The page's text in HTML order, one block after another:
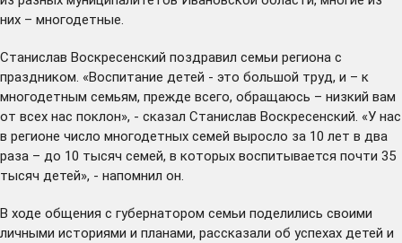
них – многодетные.
Станислав Воскресенский поздравил семьи региона с
праздником. «Воспитание детей - это большой труд, и – к
многодетным семьям, прежде всего, обращаюсь – низкий вам
от всех нас поклон», - сказал Станислав Воскресенский. «У нас
в регионе число многодетных семей выросло за 10 лет в два
раза – до 10 тысяч семей, в которых воспитывается почти 35
тысяч детей», - напомнил он.
В ходе общения с губернатором семьи поделились своими
личными историями и планами, рассказали об успехах детей и